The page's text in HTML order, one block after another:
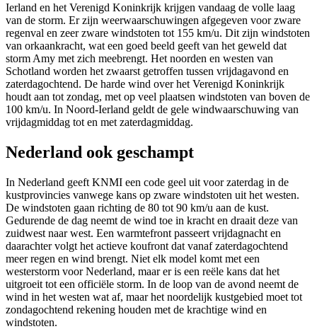
Ierland en het Verenigd Koninkrijk krijgen vandaag de volle laag
van de storm. Er zijn weerwaarschuwingen afgegeven voor zware
regenval en zeer zware windstoten tot 155 km/u. Dit zijn windstoten
van orkaankracht, wat een goed beeld geeft van het geweld dat
storm Amy met zich meebrengt. Het noorden en westen van
Schotland worden het zwaarst getroffen tussen vrijdagavond en
zaterdagochtend. De harde wind over het Verenigd Koninkrijk
houdt aan tot zondag, met op veel plaatsen windstoten van boven de
100 km/u. In Noord-Ierland geldt de gele windwaarschuwing van
vrijdagmiddag tot en met zaterdagmiddag.
Nederland ook geschampt
In Nederland geeft KNMI een code geel uit voor zaterdag in de
kustprovincies vanwege kans op zware windstoten uit het westen.
De windstoten gaan richting de 80 tot 90 km/u aan de kust.
Gedurende de dag neemt de wind toe in kracht en draait deze van
zuidwest naar west. Een warmtefront passeert vrijdagnacht en
daarachter volgt het actieve koufront dat vanaf zaterdagochtend
meer regen en wind brengt. Niet elk model komt met een
westerstorm voor Nederland, maar er is een reële kans dat het
uitgroeit tot een officiële storm. In de loop van de avond neemt de
wind in het westen wat af, maar het noordelijk kustgebied moet tot
zondagochtend rekening houden met de krachtige wind en
windstoten.